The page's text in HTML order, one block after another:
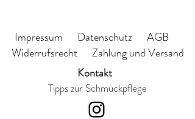
Impressum Datenschutz
AGB
Widerrufsrecht
Zahlung und Versand
Kontakt
Tipps zur Schmuckpflege